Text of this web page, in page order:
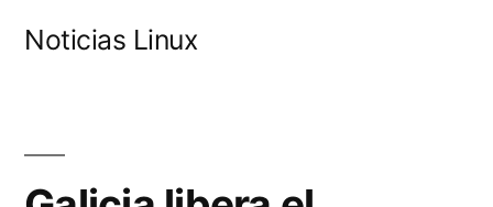
Noticias Linux